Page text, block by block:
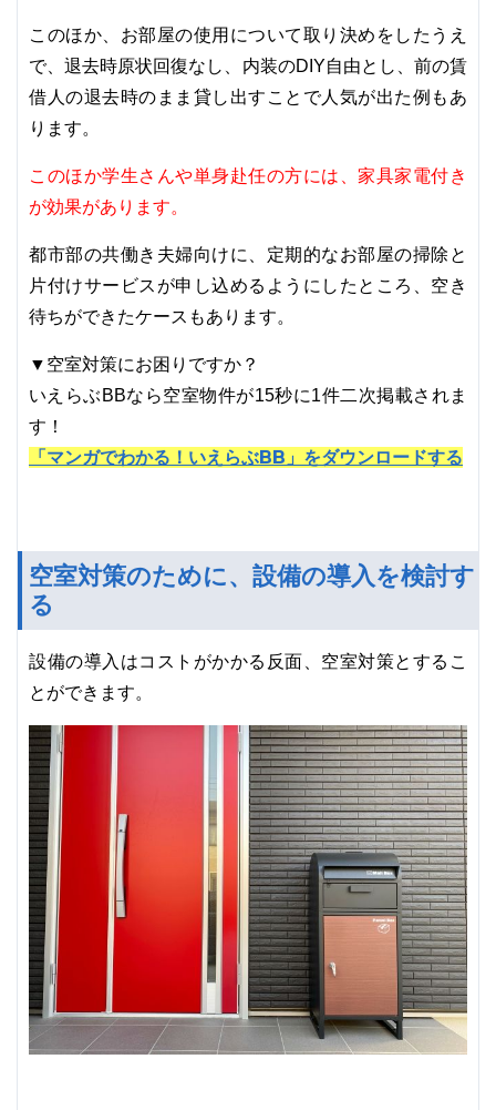
このほか、お部屋の使用について取り決めをしたうえ
で、退去時原状回復なし、内装のDIY自由とし、前の賃
借人の退去時のまま貸し出すことで人気が出た例もあ
ります。
このほか学生さんや単身赴任の方には、家具家電付き
が効果があります。
都市部の共働き夫婦向けに、定期的なお部屋の掃除と
片付けサービスが申し込めるようにしたところ、空き
待ちができたケースもあります。
▼空室対策にお困りですか？
いえらぶBBなら空室物件が15秒に1件二次掲載されま
す！
「マンガでわかる！いえらぶBB」をダウンロードする
空室対策のために、設備の導入を検討す
る
設備の導入はコストがかかる反面、空室対策とするこ
とができます。